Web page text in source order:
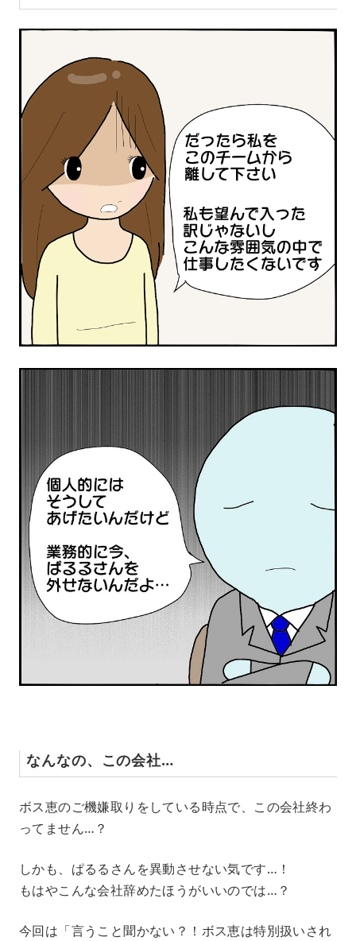
なんなの、この会社…
ボス恵のご機嫌取りをしている時点で、この会社終わ
ってません…？
しかも、ぱるるさんを異動させない気です…！
もはやこんな会社辞めたほうがいいのでは…？
今回は「言うこと聞かない？！ボス恵は特別扱いされ